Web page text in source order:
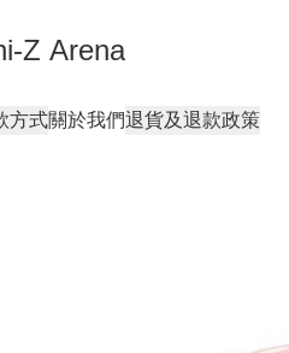
Z Arena
方式關於我們退貨及退款政策